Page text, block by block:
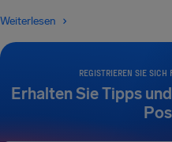
REGISTRIEREN SIE SICH
Erhalten Sie Tipps
Weiterlesen